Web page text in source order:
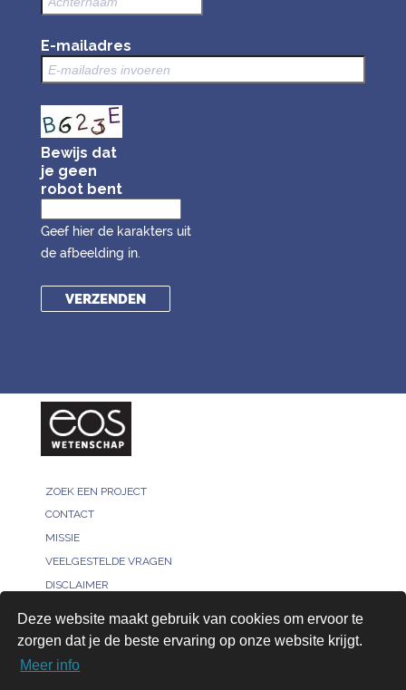
Deze website maakt gebruik van cookies om ervoor te
zorgen dat je de beste ervaring op onze website krijgt.
Meer info
E-mailadres
Bewijs dat
je geen
robot bent
Geef hier de karakters uit
de afbeelding in.
ZOEK EEN PROJECT
CONTACT
MISSIE
VEELGESTELDE VRAGEN
DISCLAIMER